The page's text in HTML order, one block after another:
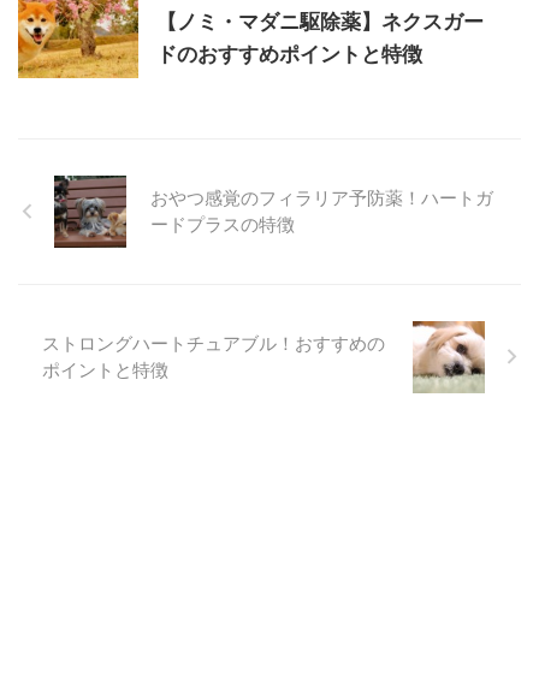
【ノミ・マダニ駆除薬】ネクスガー
ドのおすすめポイントと特徴
おやつ感覚のフィラリア予防薬！ハートガ
ードプラスの特徴
ストロングハートチュアブル！おすすめの
ポイントと特徴